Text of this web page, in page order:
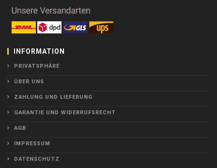
INFORMATION
PRIVATSPHÄRE
ÜBER UNS
ZAHLUNG UND LIEFERUNG
GARANTIE UND WIDERRUFSRECHT
AGB
IMPRESSUM
DATENSCHUTZ